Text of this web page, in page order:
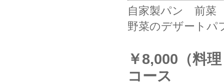
自家製パン 前
野菜のデザート
￥8,000（料
コース